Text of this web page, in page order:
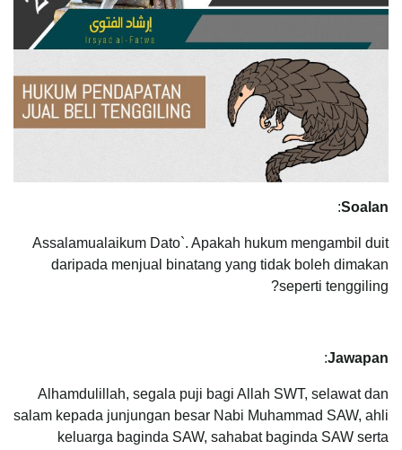
Soalan
:
Assalamualaikum Dato`. Apakah hukum mengambil duit
daripada menjual binatang yang tidak boleh dimakan
seperti tenggiling?
Jawapan
:
Alhamdulillah, segala puji bagi Allah SWT, selawat dan
salam kepada junjungan besar Nabi Muhammad SAW, ahli
keluarga baginda SAW, sahabat baginda SAW serta